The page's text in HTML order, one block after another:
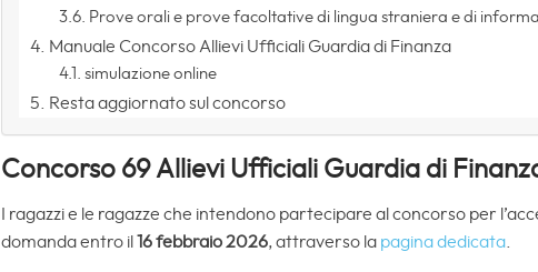
Prove orali e prove facoltative di lingua straniera e di
Manuale Concorso Allievi Ufficiali Guardia di Finanza
simulazione online
Resta aggiornato sul concorso
Concorso 69 Allievi Ufficiali Guardia di
I ragazzi e le ragazze che intendono partecipare al concorso per
domanda entro il16 febbraio 2026, attraverso la pagina dedicata